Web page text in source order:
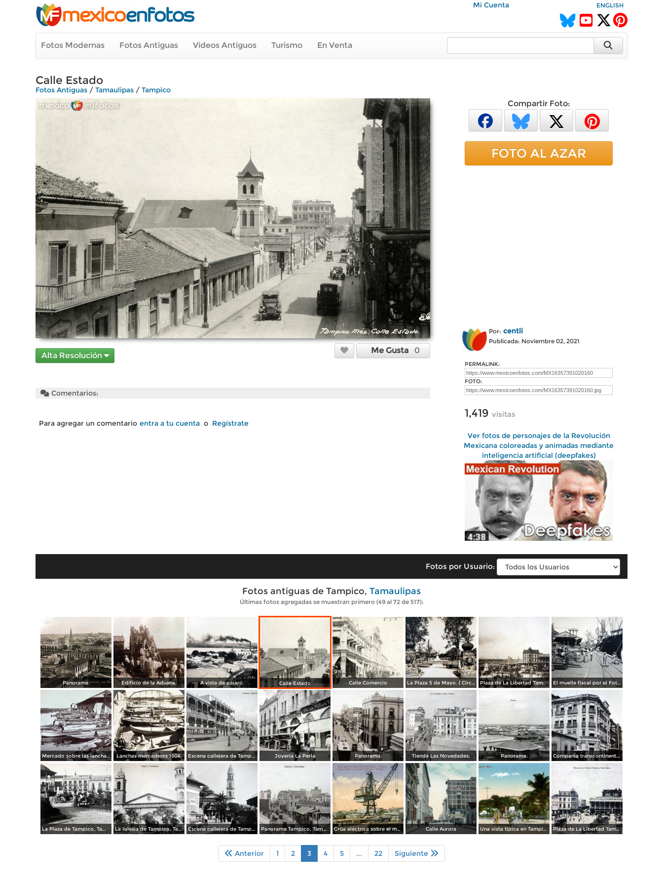
Mi Cuenta ENGLISH
Fotos Modernas Fotos Antiguas Videos Antiguos Turismo En Venta
Calle Estado
Fotos Antiguas / Tamaulipas / Tampico
Alta Resolución
Me Gusta 0
Comentarios:
Para agregar un comentario entra a tu cuenta o Regístrate
Compartir Foto:
FOTO AL AZAR
Por: centli
Publicada: Noviembre 02, 2021
PERMALINK:
FOTO:
1,419 visitas
Ver fotos de personajes de la Revolución
Mexicana coloreadas y animadas mediante
inteligencia artificial (deepfakes)
Fotos por Usuario:
Fotos antiguas de Tampico, Tamaulipas
Últimas fotos agregadas se muestran primero (49 al 72 de 517):
Panorama. Edificio de la Aduana. A vista de pajaro. Calle Estado Calle Comercio La Plaza 5 de Mayo. ( Circulada el 28 de Abril de 1939 ). Plaza de La Libertad Tampico, Tamaulipas ( Circulada el 7 de Marzo de 1921 ). El muelle fiscal por el Fotógrafo Félix Miret.
Mercado sobre las lanchas. Lanchas mercaderes 1906. Escena callejera de Tampico, Tamaulipas 1923. Joyería La Perla Panorama. Tienda Las Novedades. Panorama. Compania transcontinental.
La Plaza de Tampico, Tamaulipas. La Iglesia de Tampico, Tamaulipas. Escena callejera de Tampico, Tamaulipas. Panorama Tampico, Tamaulipas . Grúa eléctrica sobre el muelle fiscal Calle Aurora Una vista típica en Tampico Plaza de La Libertad Tampico, Tamaulipas ( Circulada el 9 de Agosto de 1922 ).
Anterior 1 2 3 4 5 ... 22 Siguiente